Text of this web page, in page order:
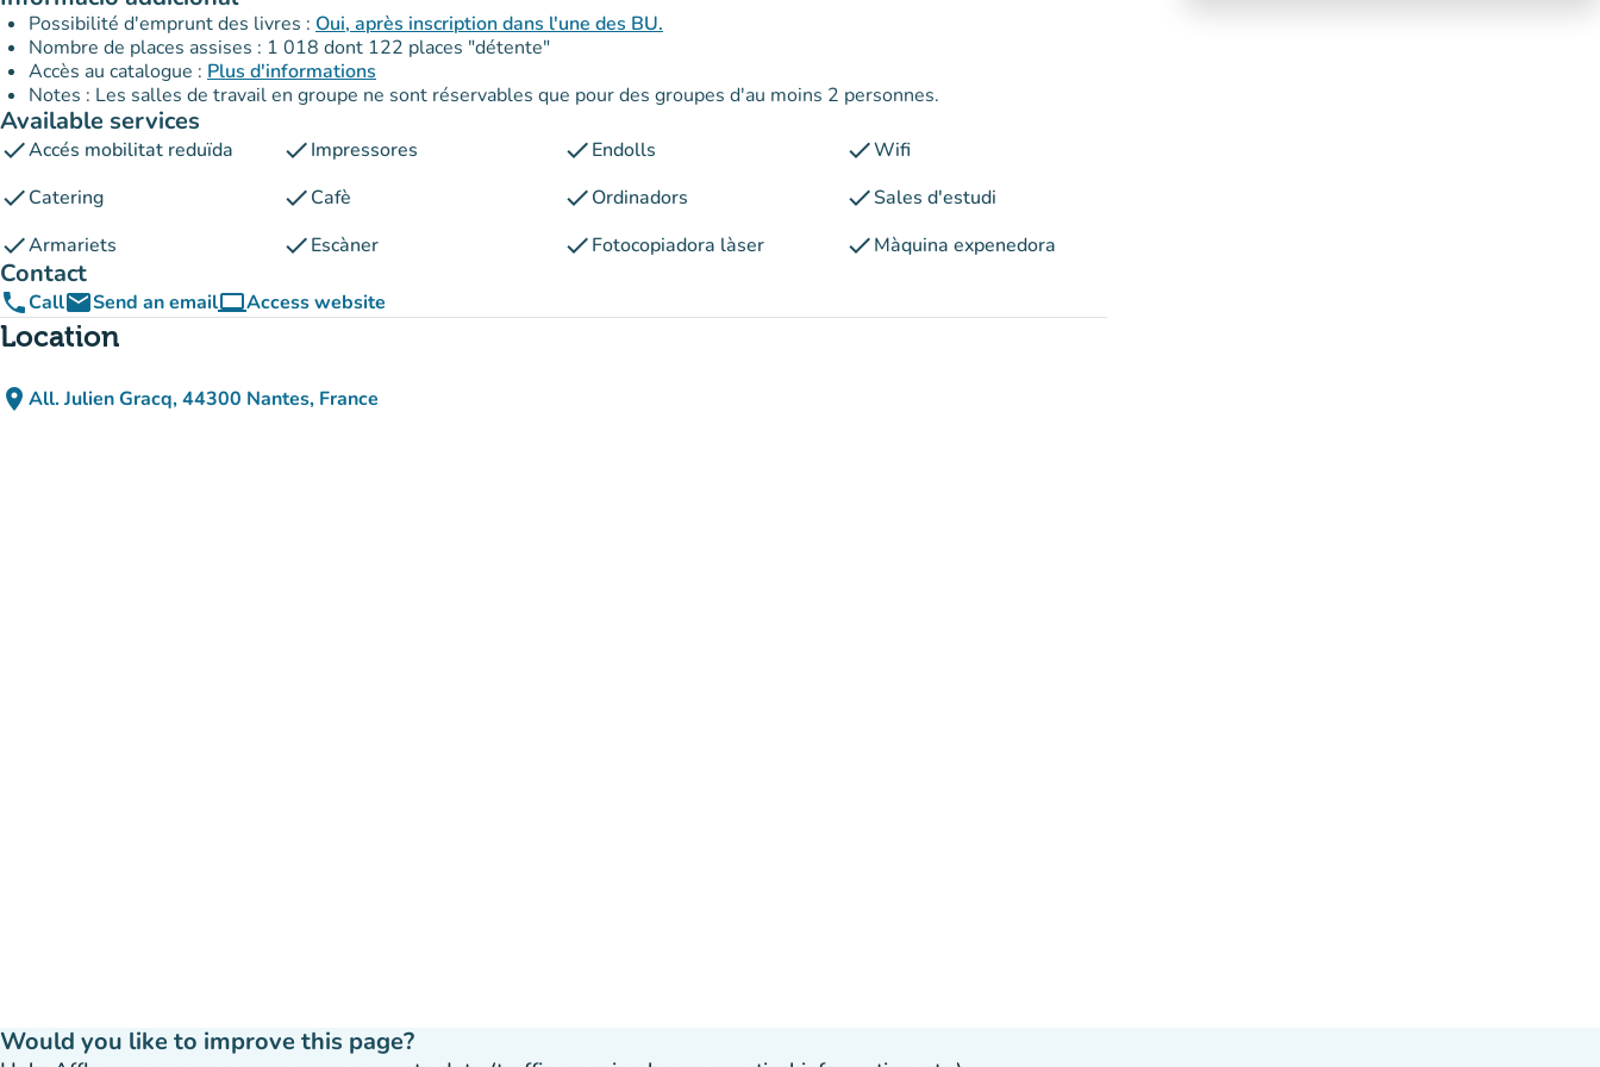
Possibilité d'emprunt des livres : Oui, après inscription dans l'une des BU.
Nombre de places assises : 1 018 dont 122 places "détente"
Accès au catalogue : Plus d'informations
Notes : Les salles de travail en groupe ne sont réservables que pour des groupes d'au moins 2 personnes.
Available services
checkAccés mobilitat reduïda checkImpressores checkEndolls checkWifi
checkCatering checkCafè checkOrdinadors checkSales d'estudi
checkArmariets checkEscàner checkFotocopiadora làser checkMàquina expenedora
Contact
phoneCallemailSend an emailcomputerAccess website
(new tab)
Location
place All. Julien Gracq, 44300 Nantes, France
(open in Google Maps)
(new tab)
Would you like to improve this page?